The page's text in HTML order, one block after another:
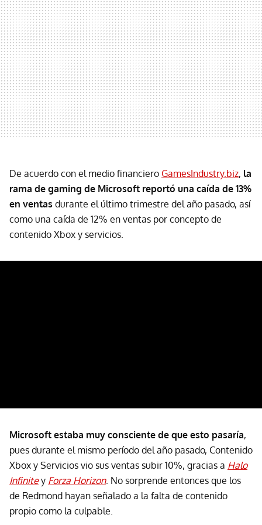
De acuerdo con el medio financiero GamesIndustry.biz, la
rama de gaming de Microsoft reportó una caída de 13%
en ventas durante el último trimestre del año pasado, así
como una caída de 12% en ventas por concepto de
contenido Xbox y servicios.
Microsoft estaba muy consciente de que esto pasaría,
pues durante el mismo período del año pasado, Contenido
Xbox y Servicios vio sus ventas subir 10%, gracias a Halo
Infinitey Forza Horizon. No sorprende entonces que los
de Redmond hayan señalado a la falta de contenido
propio como la culpable.